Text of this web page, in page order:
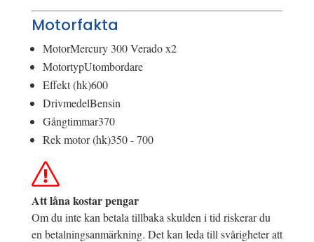
Motorfakta
MotorMercury 300 Verado x2
MotortypUtombordare
Effekt (hk)600
DrivmedelBensin
Gångtimmar370
Rek motor (hk)350 - 700
Att låna kostar pengar
Om du inte kan betala tillbaka skulden i tid riskerar du
en betalningsanmärkning. Det kan leda till svårigheter att